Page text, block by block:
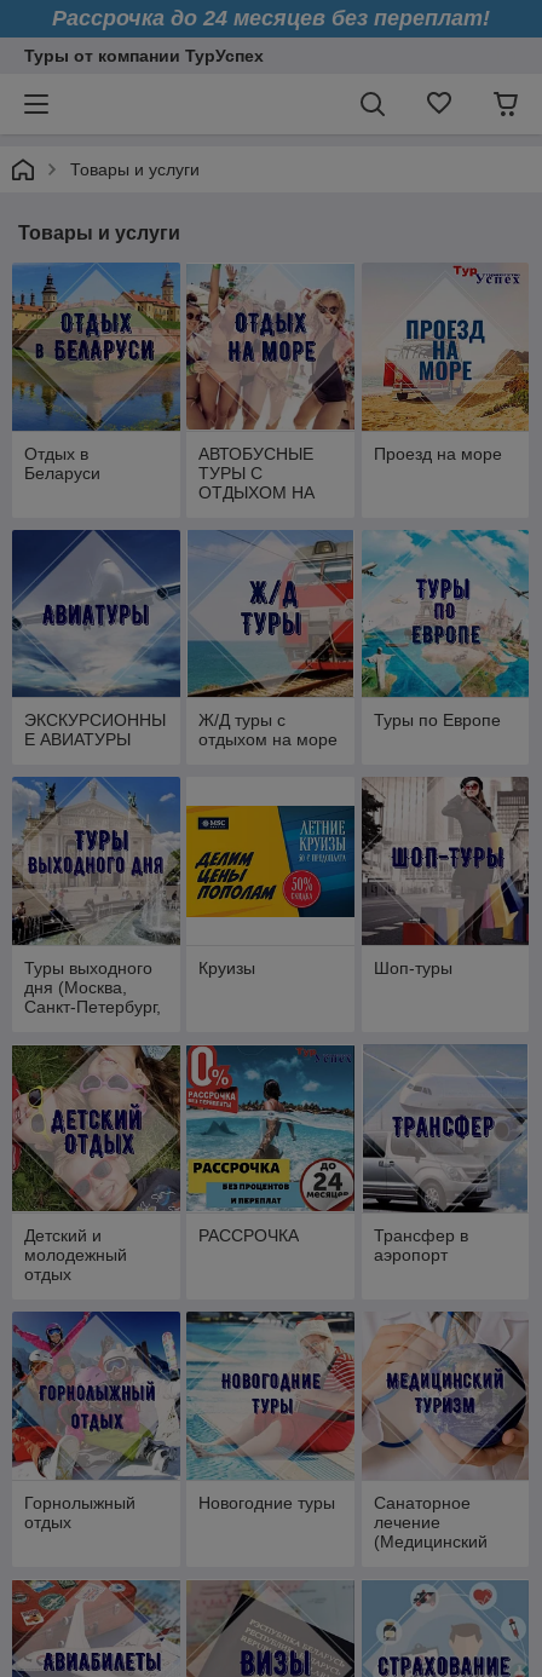
Рассрочка до 24 месяцев без переплат!
Туры от компании ТурУспех
Товары и услуги
Товары и услуги
Отдых в
Беларуси
АВТОБУСНЫЕ
ТУРЫ С
ОТДЫХОМ НА
Проезд на море
ЭКСКУРСИОННЫ
Е АВИАТУРЫ
Ж/Д туры с
отдыхом на море
Туры по Европе
Туры выходного
дня (Москва,
Санкт-Петербург,
Карелия,
Дагестан, Казань,
Владимир)
Круизы Шоп-туры
Детский и
молодежный
отдых
РАССРОЧКА
Трансфер в
аэропорт
Горнолыжный
отдых
Новогодние туры
Санаторное
лечение
(Медицинский